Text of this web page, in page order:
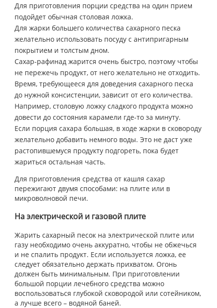
Для приготовления порции средства на один прием
подойдет обычная столовая ложка.
Для жарки большего количества сахарного песка
желательно использовать посуду с антипригарным
покрытием и толстым дном.
Сахар-рафинад жарится очень быстро, поэтому чтобы
не пережечь продукт, от него желательно не отходить.
Время, требующееся для доведения сахарного песка
до нужной консистенции, зависит от его количества.
Например, столовую ложку сладкого продукта можно
довести до состояния карамели где-то за минуту.
Если порция сахара большая, в ходе жарки в сковороду
желательно добавить немного воды. Это не даст уже
растопившемуся продукту подгореть, пока будет
жариться остальная часть.
Для приготовления средства от кашля сахар
пережигают двумя способами: на плите или в
микроволновой печи.
На электрической и газовой плите
Жарить сахарный песок на электрической плите или
газу необходимо очень аккуратно, чтобы не обжечься
и не спалить продукт. Если используется ложка, ее
следует обязательно держать прихватом. Огонь
должен быть минимальным. При приготовлении
большой порции лечебного средства можно
воспользоваться глубокой сковородой или сотейником,
а лучше всего – водяной баней.